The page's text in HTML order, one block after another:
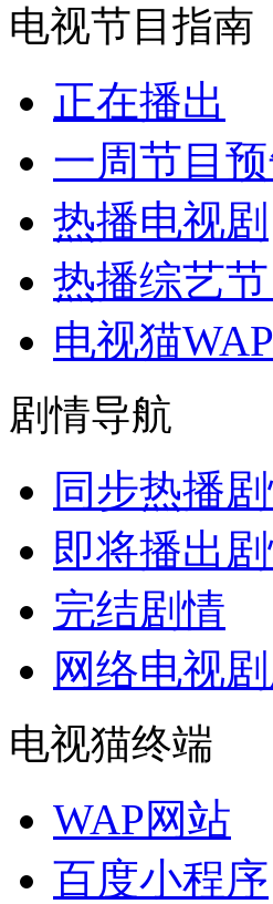
电视节目指南
正在播出
一周节目
热播电视剧
热播综艺节
电视猫
剧情导航
同步热播
即将播出
完结剧情
网络电视
电视猫终端
WAP网站
百度小程序